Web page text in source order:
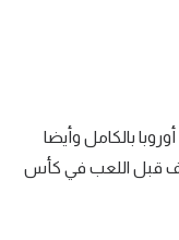
بالكامل وأيضا
قبل اللعب في كأس